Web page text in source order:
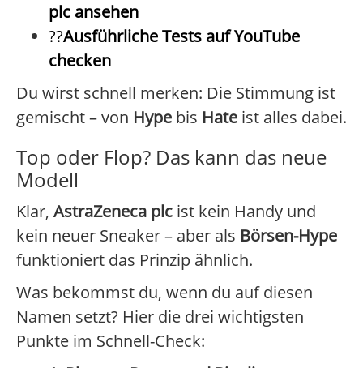
plc ansehen
??Ausführliche Tests auf YouTube
checken
Du wirst schnell merken: Die Stimmung ist
gemischt – von Hype bis Hate ist alles dabei.
Top oder Flop? Das kann das neue
Modell
Klar, AstraZeneca plc ist kein Handy und
kein neuer Sneaker – aber als Börsen-Hype
funktioniert das Prinzip ähnlich.
Was bekommst du, wenn du auf diesen
Namen setzt? Hier die drei wichtigsten
Punkte im Schnell-Check: